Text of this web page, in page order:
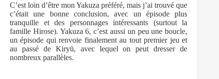
C’est loin d’être mon Yakuza préféré, mais j’ai trouvé que
c’était une bonne conclusion, avec un épisode plus
tranquille et des personnages intéressants (surtout la
famille Hirose). Yakuza 6, c’est aussi un peu une boucle,
un épisode qui renvoie finalement au tout premier jeu et
au passé de Kiryū, avec lequel on peut dresser de
nombreux parallèles.